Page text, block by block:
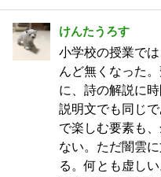
けんたうろす
小学校の授業で
んど無くなった
に、詩の解説に
説明文でも同じ
で楽しむ要素も
ない。ただ闇雲
る。何とも虚し